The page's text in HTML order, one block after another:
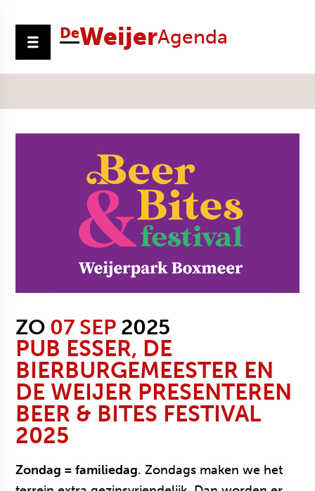
DeWeijerAgenda
ZO 07 SEP 2025
PUB ESSER, DE
BIERBURGEMEESTER EN
DE WEIJER PRESENTEREN
BEER & BITES FESTIVAL
2025
Zondag = familiedag. Zondags maken we het